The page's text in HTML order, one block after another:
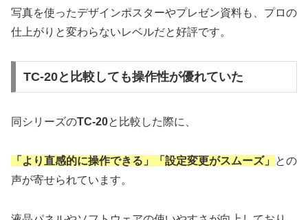
写真を使ったデザインポスターやプレゼン資料も、プロの
仕上がりと変わらないレベルだと好評です。
TC-20と比較しても操作性が優れていた
同シリーズのTC-20と比較した際に、
「より直感的に操作できる」「設定変更がスムーズ」
との
声が寄せられています。